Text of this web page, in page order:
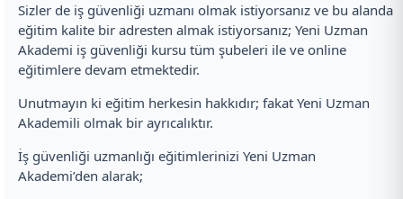
Sizler de iş güvenliği uzmanı olmak istiyorsanız ve bu alanda
eğitim kalite bir adresten almak istiyorsanız; Yeni Uzman
Akademi iş güvenliği kursu tüm şubeleri ile ve online
eğitimlere devam etmektedir.
Unutmayın ki eğitim herkesin hakkıdır; fakat Yeni Uzman
Akademili olmak bir ayrıcalıktır.
İş güvenliği uzmanlığı eğitimlerinizi Yeni Uzman
Akademi’den alarak;